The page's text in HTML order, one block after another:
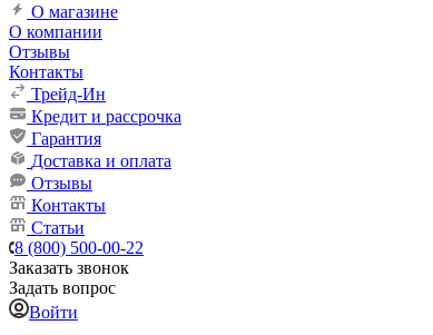
О магазине
О компании
Отзывы
Контакты
Трейд-Ин
Кредит и рассрочка
Гарантия
Доставка и оплата
Отзывы
Контакты
Статьи
8 (800) 500-00-22
Заказать звонок
Задать вопрос
Войти